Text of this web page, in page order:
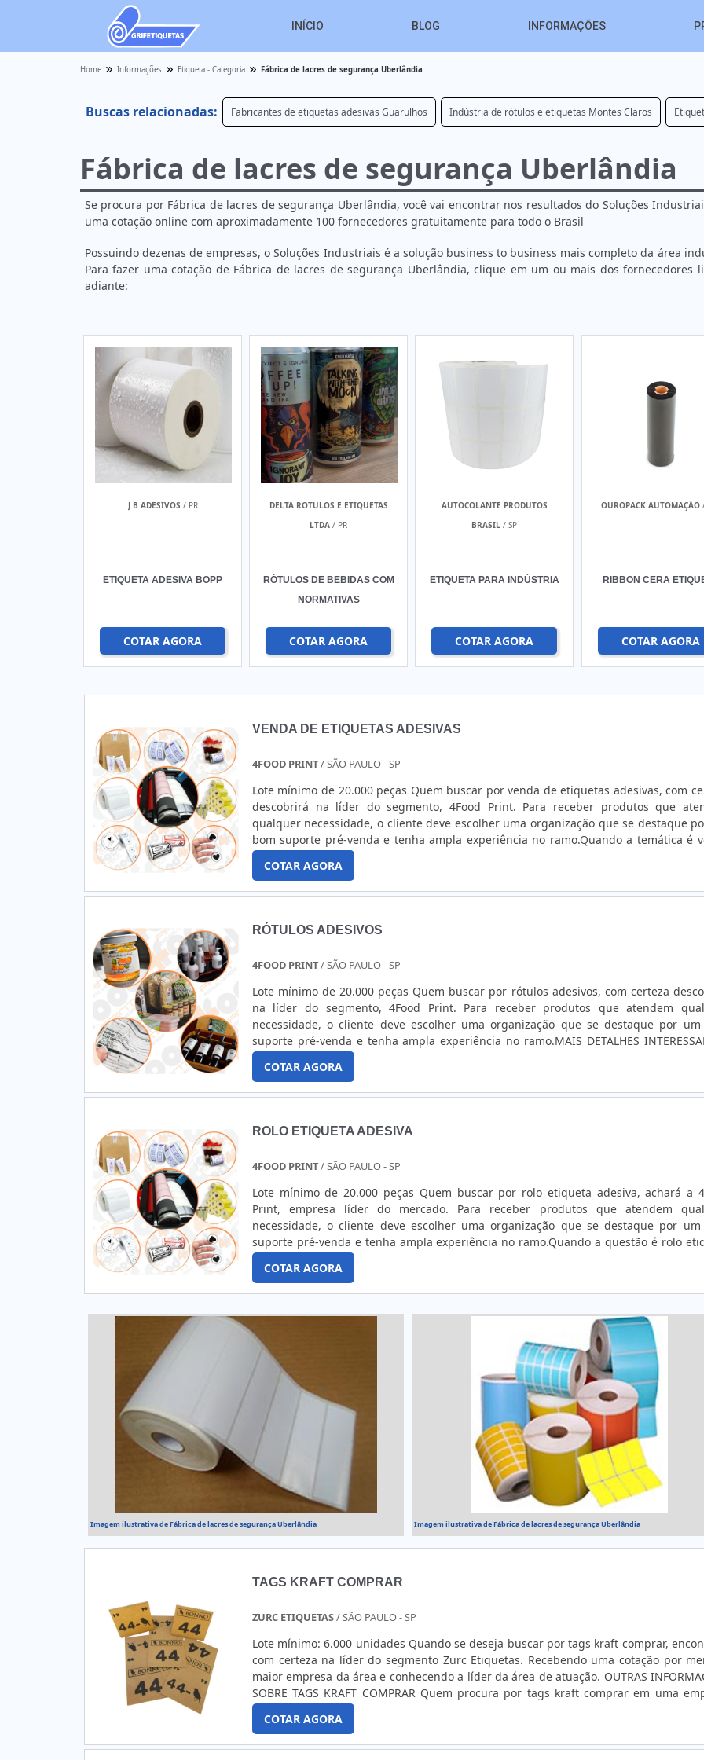
INÍCIO BLOG INFORMAÇÕES
Home Informações Etiqueta - Categoria Fábrica de lacres de segurança Uberlândia
Buscas relacionadas: Fabricantes de etiquetas adesivas Guarulhos Indústria de rótulos e etiquetas Montes Claros
Fábrica de lacres de segurança Uberlândia
Se procura por Fábrica de lacres de segurança Uberlândia, você vai encontrar nos resultados do Soluções
uma cotação online com aproximadamente 100 fornecedores gratuitamente para todo o Brasil
Possuindo dezenas de empresas, o Soluções Industriais é a solução business to business mais completo da área
Para fazer uma cotação de Fábrica de lacres de segurança Uberlândia, clique em um ou mais dos fornecedores
adiante:
J B ADESIVOS / PR
ETIQUETA ADESIVA BOPP
COTAR AGORA
DELTA ROTULOS E ETIQUETAS
LTDA / PR
RÓTULOS DE BEBIDAS COM
NORMATIVAS
COTAR AGORA
AUTOCOLANTE PRODUTOS
BRASIL / SP
ETIQUETA PARA INDÚSTRIA
COTAR AGORA
OUROPACK AUTOMAÇÃO/
RIBBON CERA
COTAR AGORA
VENDA DE ETIQUETAS ADESIVAS
4FOOD PRINT/ SÃO PAULO - SP
Lote mínimo de 20.000 peças Quem buscar por venda de etiquetas adesivas, com
descobrirá na líder do segmento, 4Food Print. Para receber produtos que
qualquer necessidade, o cliente deve escolher uma organização que se destaque
bom suporte pré-venda e tenha ampla experiência no ramo.Quando a temática é
de etiquetas adesivas, com a melhor mão de obra da 4Food Print o cliente
assertividade e comprometime...
COTAR AGORA
RÓTULOS ADESIVOS
4FOOD PRINT/ SÃO PAULO - SP
Lote mínimo de 20.000 peças Quem buscar por rótulos adesivos, com certeza
na líder do segmento, 4Food Print. Para receber produtos que atendem
necessidade, o cliente deve escolher uma organização que se destaque por um
suporte pré-venda e tenha ampla experiência no ramo.MAIS DETALHES
SOBRE RÓTULOS ADESIVOSQuem precisa de rótulos adesivos em uma
comprometida com seus serviços, consegue encont...
COTAR AGORA
ROLO ETIQUETA ADESIVA
4FOOD PRINT/ SÃO PAULO - SP
Lote mínimo de 20.000 peças Quem buscar por rolo etiqueta adesiva, achará a
Print, empresa líder do mercado. Para receber produtos que atendem
necessidade, o cliente deve escolher uma organização que se destaque por um
suporte pré-venda e tenha ampla experiência no ramo.Quando a questão é rolo
adesiva, na 4Food Print o cliente obterá proteção e comprometimento com o
final.MAIS DETALHES INTERESSANTES...
COTAR AGORA
Imagem ilustrativa de Fábrica de lacres de segurança Uberlândia Imagem ilustrativa de Fábrica de lacres de segurança Uberlândia
TAGS KRAFT COMPRAR
ZURC ETIQUETAS/ SÃO PAULO - SP
Lote mínimo: 6.000 unidades Quando se deseja buscar por tags kraft comprar,
com certeza na líder do segmento Zurc Etiquetas. Recebendo uma cotação por
maior empresa da área e conhecendo a líder da área de atuação. OUTRAS
SOBRE TAGS KRAFT COMPRAR Quem procura por tags kraft comprar em uma
comprometida com seus serviços, chega até a Zurc Etiquetas. É possível
etiqueta de zetex e botão para costura, disponibilizando tudo que há de mais atual
garantir a qualidade final para cada cliente. Sem trocar o foco sobre tags kraft
COTAR AGORA